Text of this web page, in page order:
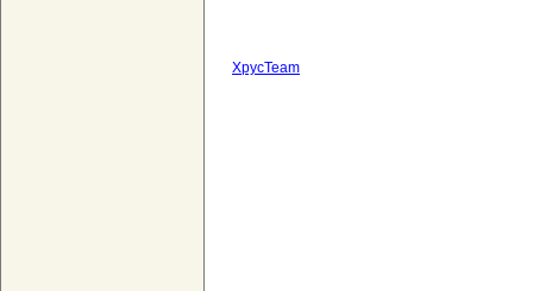
ХрусTeam